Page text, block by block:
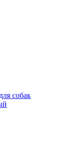
собак